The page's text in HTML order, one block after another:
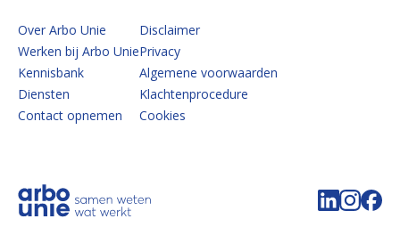
Volg de
Volg
Over Arbo Unie
Werken bij Arbo Unie
Kennisbank
Diensten
Contact opnemen
Disclaimer
Privacy
Algemene voorwaarden
Klachtenprocedure
Cookies